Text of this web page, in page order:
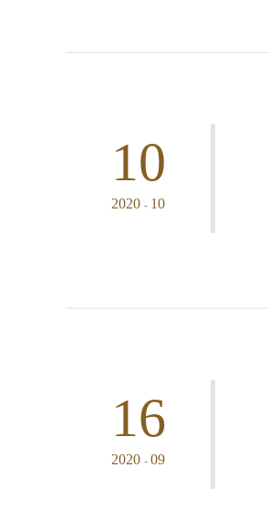
10
2020 - 10
16
2020 - 09